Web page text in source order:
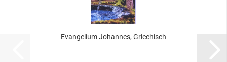
Evangelium Johannes, Griechisch